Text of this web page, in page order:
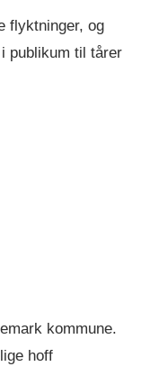
flyktninger, og
publikum til tårer
kommune.
hoff